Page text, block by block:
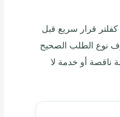
قرار سريع قبل
نوع الطلب الصحيح
ناقصة أو خدمة لا